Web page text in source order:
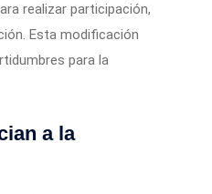
realizar participación,
Esta modificación
para la
a la